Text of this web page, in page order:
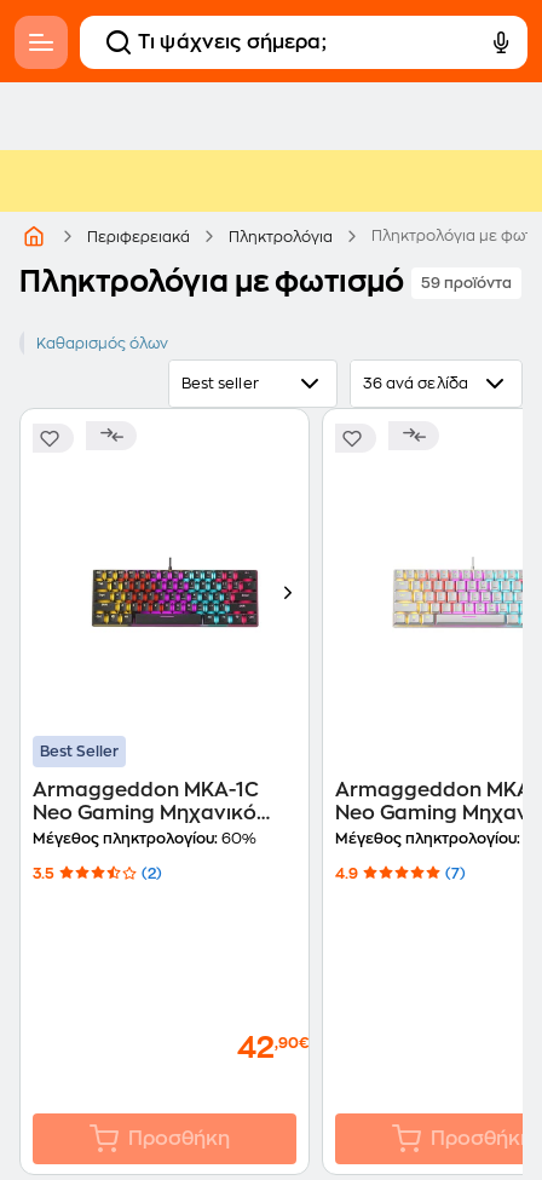
Περιφερειακά Πληκτρολόγια Πληκτρολόγια με
Πληκτρολόγια με φωτισμό 59 προϊόντα
Ναι
Καθαρισμός όλων
Best seller 36 ανά σελίδα
Best Seller
Armaggeddon MKA-1C
Neo Gaming Μηχανικό
Πληκτρολόγιο 60% με
και RGB φωτισμό (US)
Μέγεθος πληκτρολογίου: 60%
3.5 (2)
42,90€
Προσθήκη
Armaggeddon MKA-
Neo Gaming
Πληκτρολόγιο 60%
και RGB φωτισμό
Μέγεθος πληκτρολογίου:
4.9 (7)
Προσθήκη